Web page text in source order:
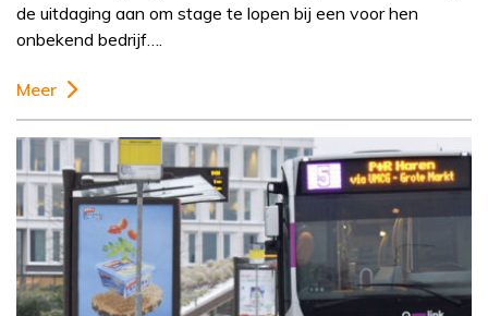
de uitdaging aan om stage te lopen bij een voor hen
onbekend bedrijf….
Meer